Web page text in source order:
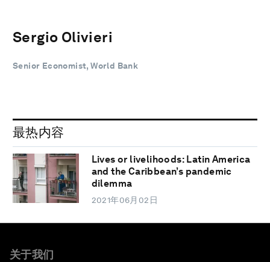
Sergio Olivieri
Senior Economist, World Bank
最热内容
Lives or livelihoods: Latin America
and the Caribbean’s pandemic
dilemma
2021年06月02日
关于我们